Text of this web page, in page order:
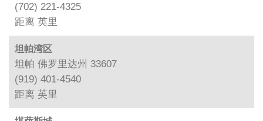
(702) 221-4325
距离 英里
坦帕湾区
坦帕 佛罗里达州 33607
(919) 401-4540
距离 英里